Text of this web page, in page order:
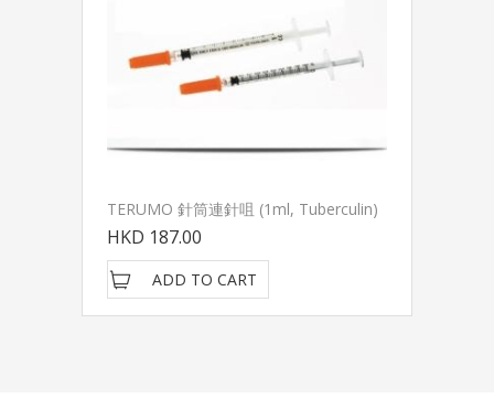
TERUMO 針筒連針咀 (1ml, Tuberculin)
HKD 187.00
ADD TO CART